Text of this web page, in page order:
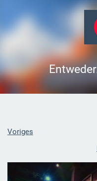
Voriges